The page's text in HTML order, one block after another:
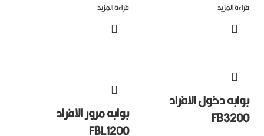
المزيد قراءة المزيد
دخول الافراد
بوابه مرور الافراد
FBL1200